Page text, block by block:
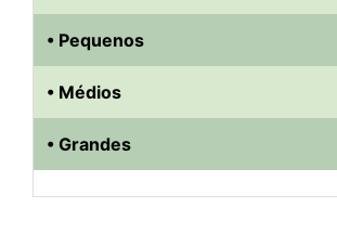
• Pequenos
• Médios
• Grandes